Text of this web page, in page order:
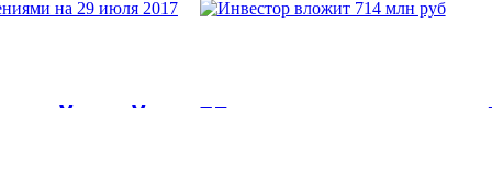
Инвестор вложит